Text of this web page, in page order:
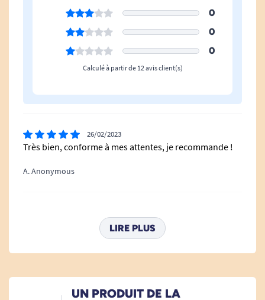
Découpe Intime Non
Hauteur Hors Tout 41 à 53,5 cm
0
0
0
Calculé à partir de 12 avis client(s)
26/02/2023
Très bien, conforme à mes attentes, je recommande !
A. Anonymous
.Produit de qualité bien conçu pour résister a un poids
élevé. Beau produit.Belle qualité..A recommander
malgré son prix.
A. Anonymous
LIRE PLUS
UN PRODUIT DE LA